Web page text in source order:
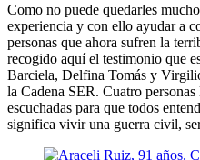
Como no puede quedarles
experiencia y con ello ayudar a
personas que ahora sufren la
recogido aquí el testimonio que
Barciela, Delfina Tomás y
la Cadena SER. Cuatro
escuchadas para que todos
significa vivir una guerra civil,